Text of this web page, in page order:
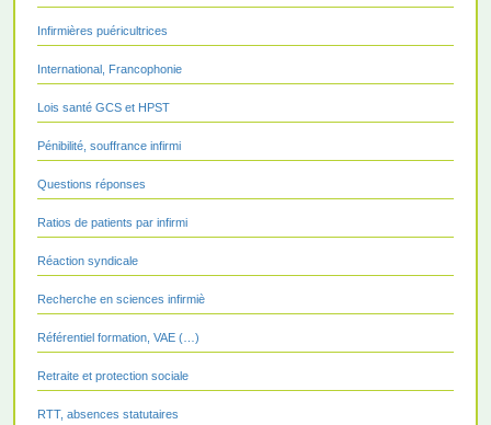
Infirmières puéricultrices
International, Francophonie
Lois santé GCS et HPST
Pénibilité, souffrance infirmi
Questions réponses
Ratios de patients par infirmi
Réaction syndicale
Recherche en sciences infirmiè
Référentiel formation, VAE (…)
Retraite et protection sociale
RTT, absences statutaires